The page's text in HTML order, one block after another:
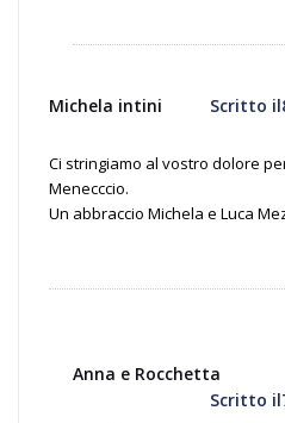
Michela intini Scritto
Ci stringiamo al vostro dolore
Menecccio.
Un abbraccio Michela e Luca
Anna e Rocchetta
Scritto